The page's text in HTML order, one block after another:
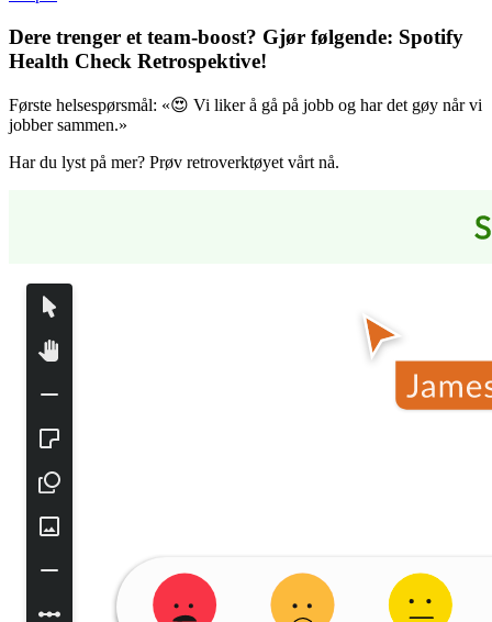
Dere trenger et team-boost? Gjør følgende: Spotify
Health Check Retrospektive!
Første helsespørsmål: «😍 Vi liker å gå på jobb og har det gøy når vi
jobber sammen.»
Har du lyst på mer? Prøv retroverktøyet vårt nå.